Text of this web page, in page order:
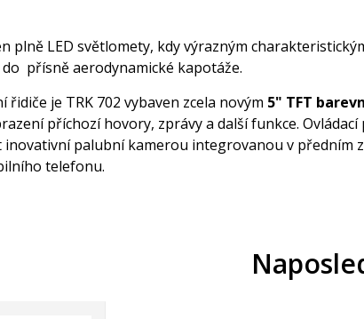
plně LED světlomety, kdy výrazným
přísně aerodynamické kapotáže.
je TRK 702 vybaven zcela novým 5" TFT
příchozí hovory, zprávy a další funkce.
inovativní palubní kamerou integrovanou v předním
telefonu.